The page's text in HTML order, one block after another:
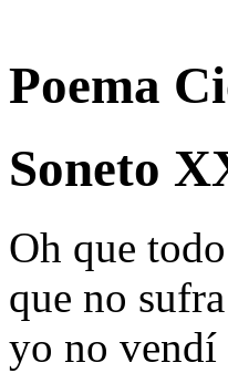
Poema
Soneto
Oh que
que no
yo no vendí